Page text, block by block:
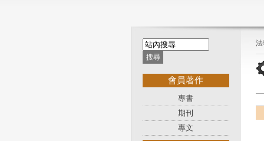
會員著作
專書
期刊
專文
法